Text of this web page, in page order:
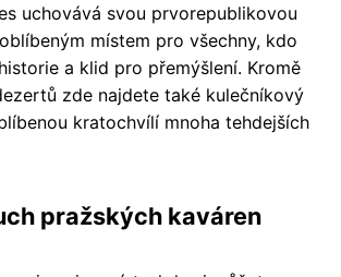
uchovává svou prvorepublikovou
místem pro všechny, kdo
a klid pro přemýšlení. Kromě
zde najdete také kulečníkový
kratochvílí mnoha tehdejších
pražských kaváren